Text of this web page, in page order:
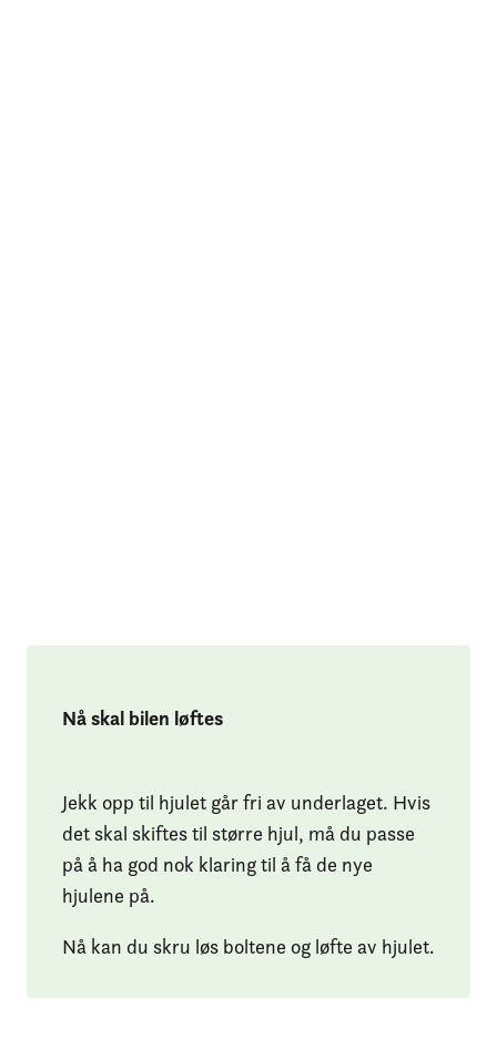
Nå skal bilen løftes
Jekk opp til hjulet går fri av underlaget. Hvis
det skal skiftes til større hjul, må du passe
på å ha god nok klaring til å få de nye
hjulene på.
Nå kan du skru løs boltene og løfte av hjulet.